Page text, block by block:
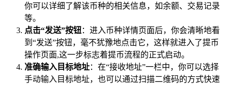
你可以详细了解该币种的相关信息，如余额、交易记录
等。
点击“发送”按钮：进入币种详情页面后，你会清晰地看
到“发送”按钮，毫不犹豫地点击它，这样就进入了提币
操作页面,这一步标志着提币流程的正式启动。
准确输入目标地址：在“接收地址”一栏中，你可以选择
手动输入目标地址，也可以通过扫描二维码的方式快速